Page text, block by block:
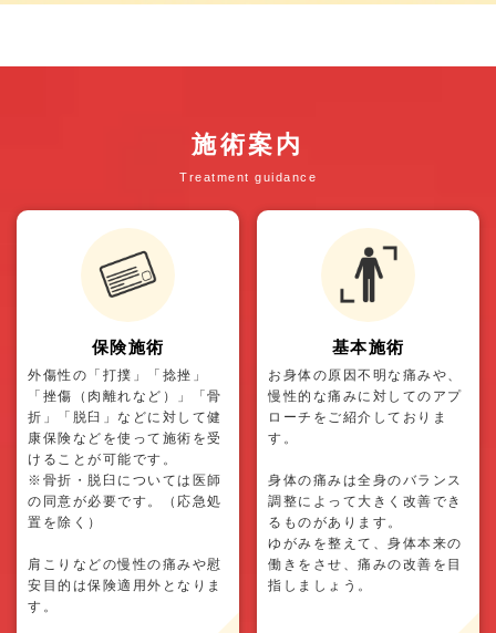
施術案内
Treatment guidance
保険施術
外傷性の「打撲」「捻挫」
「挫傷（肉離れなど）」「骨
折」「脱臼」などに対して健
康保険などを使って施術を受
けることが可能です。
※骨折・脱臼については医師
の同意が必要です。（応急処
置を除く）
肩こりなどの慢性の痛みや慰
安目的は保険適用外となりま
す。
基本施術
お身体の原因不明な痛みや、
慢性的な痛みに対してのアプ
ローチをご紹介しておりま
す。
身体の痛みは全身のバランス
調整によって大きく改善でき
るものがあります。
ゆがみを整えて、身体本来の
働きをさせ、痛みの改善を目
指しましょう。